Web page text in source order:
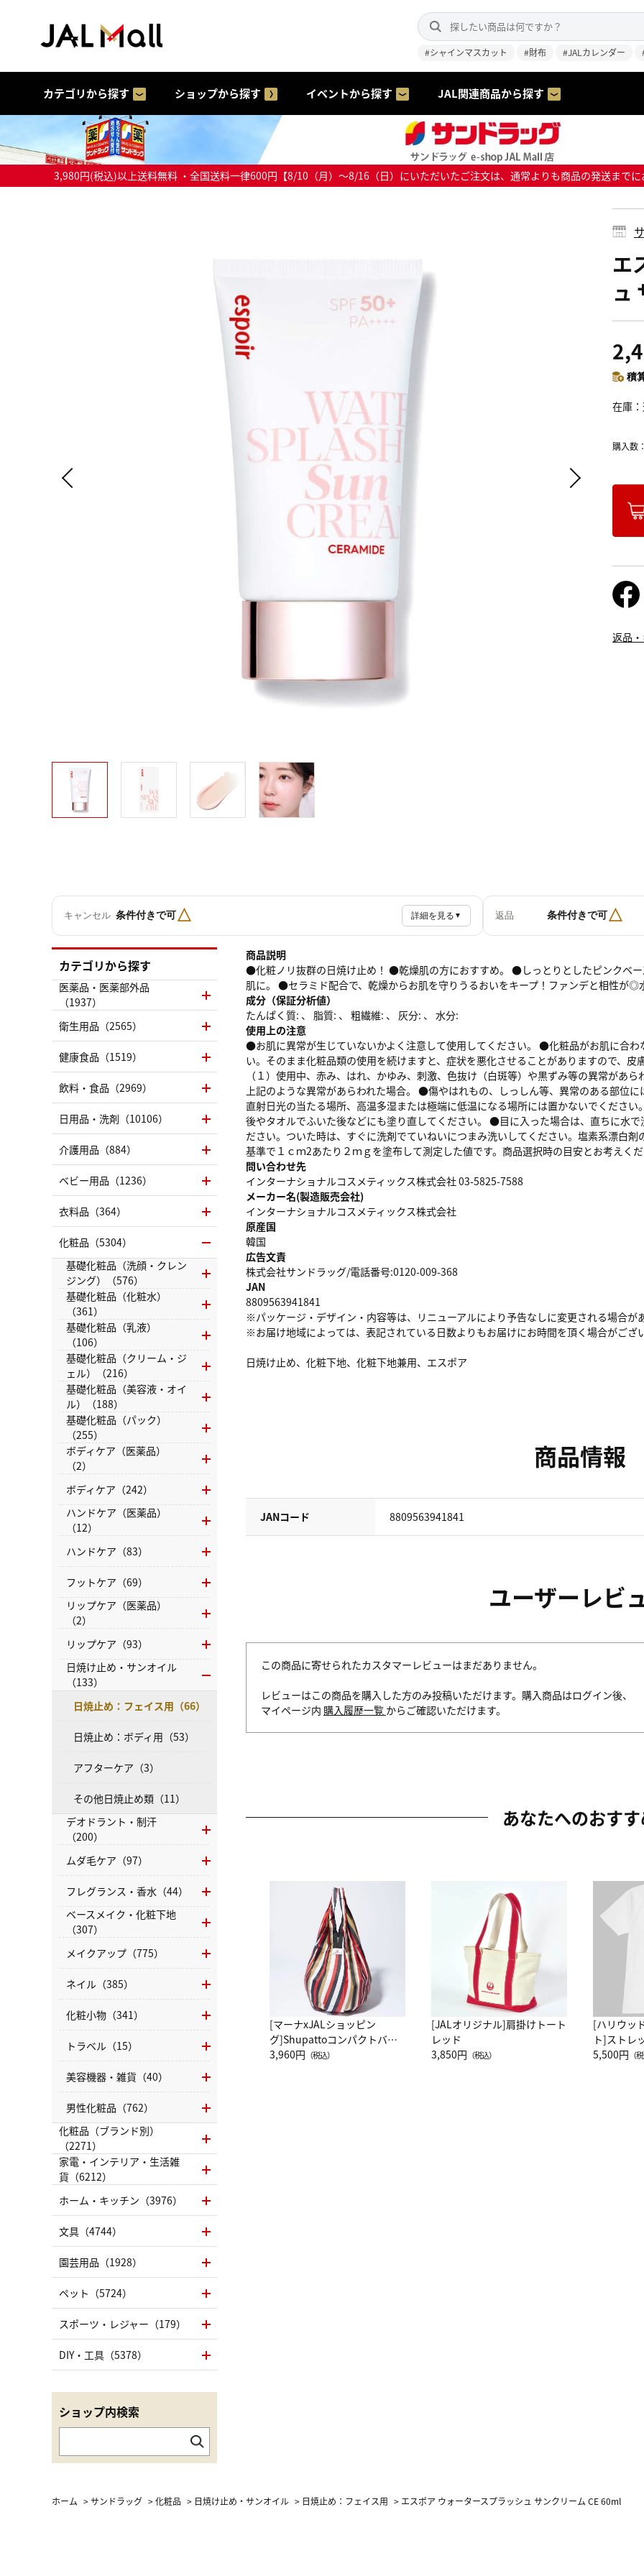
#シャインマスカット #財布 #JALカレンダー
カテゴリから探す ショップから探す イベントから探す JAL関連商品から探す
3,980円(税込)以上送料無料 ・全国送料一律600円【8/10（月）～8/16（日）にいただいたご注文は、通常よりも商品の発送まで
エ
ュ
積
在庫
購入数：
返品
キャンセル 条件付きで可△ 詳細を見る ▼ 返品 条件付きで可△
商品説明
●化粧ノリ抜群の日焼け止め！ ●乾燥肌の方におすすめ。 ●しっとりとしたピンクベ
肌に。 ●セラミド配合で、乾燥からお肌を守りうるおいをキープ！ファンデと相性が◎
成分（保証分析値）
たんぱく質: 、 脂質: 、 粗繊維: 、 灰分: 、 水分:
使用上の注意
●お肌に異常が生じていないかよく注意して使用してください。 ●化粧品がお肌に合
い。そのまま化粧品類の使用を続けますと、症状を悪化させることがありますので、
（１）使用中、赤み、はれ、かゆみ、刺激、色抜け（白斑等）や黒ずみ等の異常が
上記のような異常があらわれた場合。 ●傷やはれもの、しっしん等、異常のある部位
直射日光の当たる場所、高温多湿または極端に低温になる場所には置かないでくださ
後やタオルでふいた後などにも塗り直してください。 ●目に入った場合は、直ちに水
ださい。ついた時は、すぐに洗剤でていねいにつまみ洗いしてください。塩素系漂白
基準で１ｃｍ2あたり２ｍｇを塗布して測定した値です。商品選択時の目安とお考えくだ
問い合わせ先
インターナショナルコスメティックス株式会社 03-5825-7588
メーカー名(製造販売会社)
インターナショナルコスメティックス株式会社
原産国
韓国
広告文責
株式会社サンドラッグ/電話番号:0120-009-368
JAN
8809563941841
※パッケージ・デザイン・内容等は、リニューアルにより予告なしに変更される場合が
※お届け地域によっては、表記されている日数よりもお届けにお時間を頂く場合がござい
日焼け止め、化粧下地、化粧下地兼用、エスポア
商品情報
JANコード 8809563941841
ユーザーレビ
この商品に寄せられたカスタマーレビューはまだありません。
レビューはこの商品を購入した方のみ投稿いただけます。購入商品はログイン後、
マイページ内 購入履歴一覧 からご確認いただけます。
あなたへのおす
[マーナxJALショッピン
グ]Shupattoコンパクトバッ
グ Drop JAL客室乗務員
3,960円 （税込）
[JALオリジナル]肩掛けトート
レッド
3,850円 （税込）
[ハリウッ
ト]ストレ
ーネック別
5,500円 （
カテゴリから探す
医薬品・医薬部外品
（1937）
衛生用品（2565）
健康食品（1519）
飲料・食品（2969）
日用品・洗剤（10106）
介護用品（884）
ベビー用品（1236）
衣料品（364）
化粧品（5304）
基礎化粧品（洗顔・クレン
ジング）（576）
基礎化粧品（化粧水）
（361）
基礎化粧品（乳液）
（106）
基礎化粧品（クリーム・ジ
ェル）（216）
基礎化粧品（美容液・オイ
ル）（188）
基礎化粧品（パック）
（255）
ボディケア（医薬品）
（2）
ボディケア（242）
ハンドケア（医薬品）
（12）
ハンドケア（83）
フットケア（69）
リップケア（医薬品）
（2）
リップケア（93）
日焼け止め・サンオイル
（133）
日焼止め：フェイス用（66）
日焼止め：ボディ用（53）
アフターケア（3）
その他日焼止め類（11）
デオドラント・制汗
（200）
ムダ毛ケア（97）
フレグランス・香水（44）
ベースメイク・化粧下地
（307）
メイクアップ（775）
ネイル（385）
化粧小物（341）
トラベル（15）
美容機器・雑貨（40）
男性化粧品（762）
化粧品（ブランド別）
（2271）
家電・インテリア・生活雑
貨（6212）
ホーム・キッチン（3976）
文具（4744）
園芸用品（1928）
ペット（5724）
スポーツ・レジャー（179）
DIY・工具（5378）
ショップ内検索
ホーム >サンドラッグ >化粧品 > 日焼け止め・サンオイル > 日焼止め：フェイス用 > エスポア ウォータースプラッシュ サンクリーム CE 60ml